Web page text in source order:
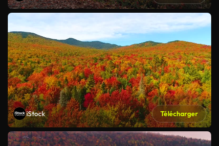
iStock Télécharger